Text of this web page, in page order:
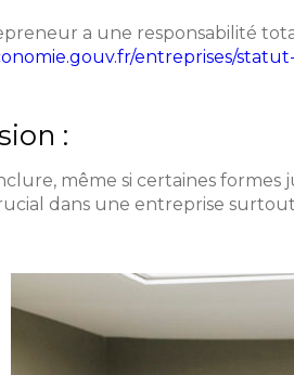
a une responsabilité
entreprises/
:
même si certaines
dans une entreprise